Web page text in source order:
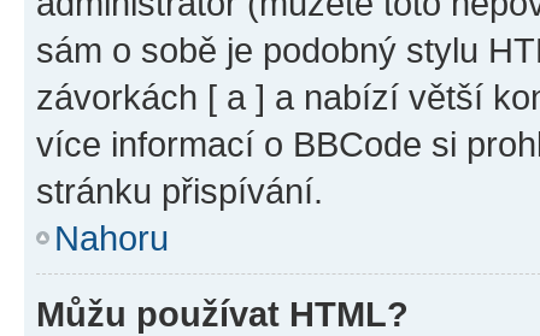
sám o sobě je podobný stylu
závorkách [ a ] a nabízí větší
více informací o BBCode si
stránku přispívání.
Nahoru
Můžu používat HTML?